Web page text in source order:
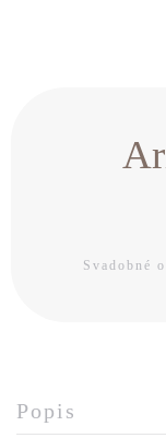
Svadobné
Popis